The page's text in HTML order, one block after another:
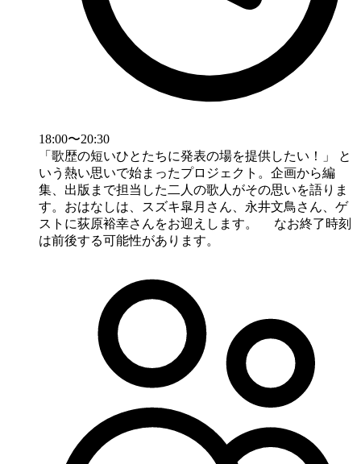
18:00〜20:30
「歌歴の短いひとたちに発表の場を提供したい！」 と
いう熱い思いで始まったプロジェクト。企画から編
集、出版まで担当した二人の歌人がその思いを語りま
す。おはなしは、スズキ皐月さん、永井文鳥さん、ゲ
ストに荻原裕幸さんをお迎えします。 なお終了時刻
は前後する可能性があります。